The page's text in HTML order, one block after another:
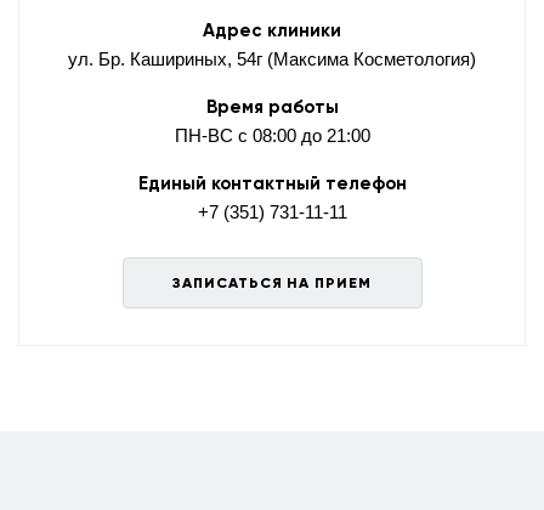
Адрес клиники
ул. Бр. Кашириных, 54г (Максима Косметология)
Время работы
ПН-ВС с 08:00 до 21:00
Единый контактный телефон
+7 (351) 731-11-11
ЗАПИСАТЬСЯ НА ПРИЕМ